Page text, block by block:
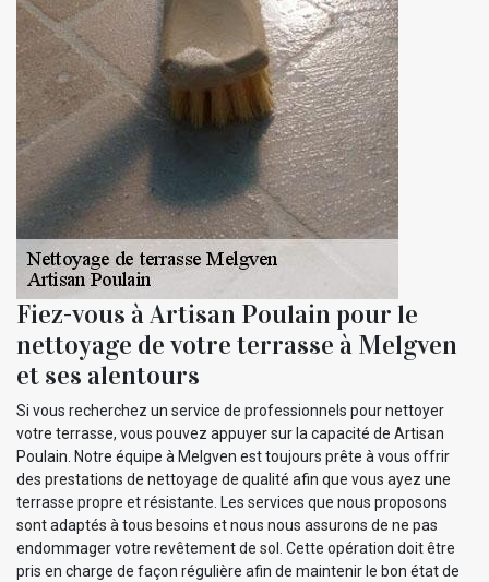
Fiez-vous à Artisan Poulain pour le
nettoyage de votre terrasse à Melgven
et ses alentours
Si vous recherchez un service de professionnels pour nettoyer
votre terrasse, vous pouvez appuyer sur la capacité de Artisan
Poulain. Notre équipe à Melgven est toujours prête à vous offrir
des prestations de nettoyage de qualité afin que vous ayez une
terrasse propre et résistante. Les services que nous proposons
sont adaptés à tous besoins et nous nous assurons de ne pas
endommager votre revêtement de sol. Cette opération doit être
pris en charge de façon régulière afin de maintenir le bon état de